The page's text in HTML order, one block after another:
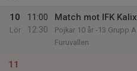
10
Lör
11:00
12:30
Match mot IFK Kalix
Pojkar 10 år -13 Grupp A
Furuvallen
11